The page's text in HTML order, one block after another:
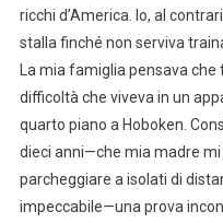
ricchi d’America. Io, al
stalla finché non serviva
La mia famiglia pensava
difficoltà che viveva in un
quarto piano a Hoboken.
dieci anni—che mia madre
parcheggiare a isolati di
impeccabile—una prova